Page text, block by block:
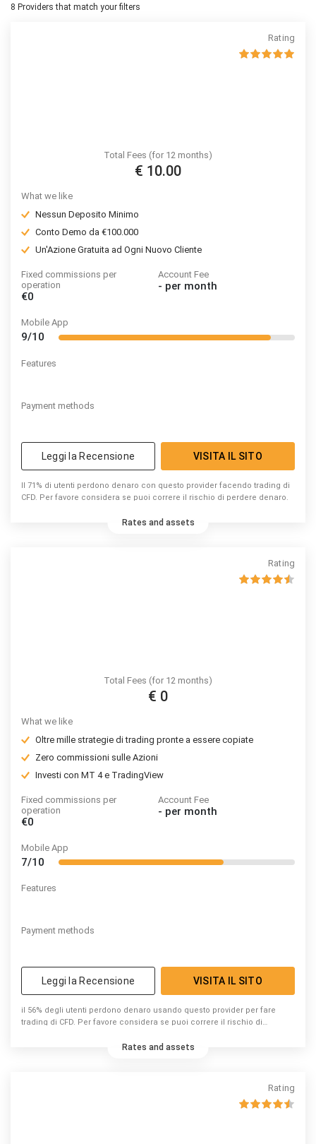
8 Providers that match your filters
Rating
Total Fees (for 12 months)
€ 10.00
What we like
Nessun Deposito Minimo
Conto Demo da €100.000
Un'Azione Gratuita ad Ogni Nuovo Cliente
Fixed commissions per
operation
€0
Account Fee
- per month
Mobile App
9/10
Features
Payment methods
Leggi la Recensione VISITA IL SITO
Il 71% di utenti perdono denaro con questo provider facendo trading di
CFD. Per favore considera se puoi correre il rischio di perdere denaro.
Rates and assets
Rating
Total Fees (for 12 months)
€ 0
What we like
Oltre mille strategie di trading pronte a essere copiate
Zero commissioni sulle Azioni
Investi con MT 4 e TradingView
Fixed commissions per
operation
€0
Account Fee
- per month
Mobile App
7/10
Features
Payment methods
Leggi la Recensione VISITA IL SITO
il 56% degli utenti perdono denaro usando questo provider per fare
trading di CFD. Per favore considera se puoi correre il rischio di
Rates and assets
Rating